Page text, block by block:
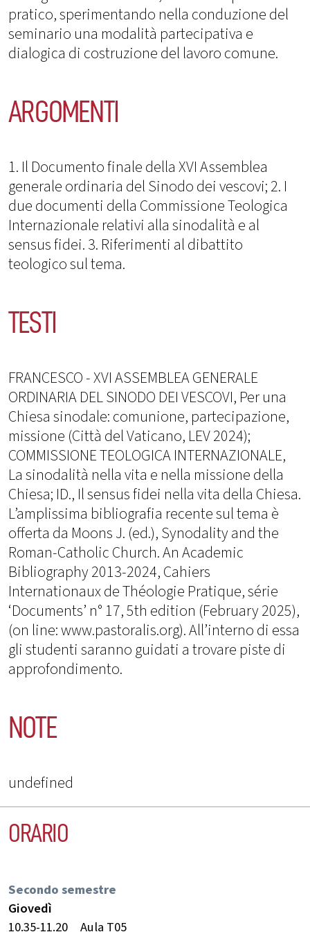
pratico, sperimentando nella conduzione del
seminario una modalità partecipativa e
dialogica di costruzione del lavoro comune.
ARGOMENTI
1. Il Documento finale della XVI Assemblea
generale ordinaria del Sinodo dei vescovi; 2. I
due documenti della Commissione Teologica
Internazionale relativi alla sinodalità e al
sensus fidei. 3. Riferimenti al dibattito
teologico sul tema.
TESTI
FRANCESCO - XVI ASSEMBLEA GENERALE
ORDINARIA DEL SINODO DEI VESCOVI, Per una
Chiesa sinodale: comunione, partecipazione,
missione (Città del Vaticano, LEV 2024);
COMMISSIONE TEOLOGICA INTERNAZIONALE,
La sinodalità nella vita e nella missione della
Chiesa; ID., Il sensus fidei nella vita della Chiesa.
L’amplissima bibliografia recente sul tema è
offerta da Moons J. (ed.), Synodality and the
Roman-Catholic Church. An Academic
Bibliography 2013-2024, Cahiers
Internationaux de Théologie Pratique, série
‘Documents’ n° 17, 5th edition (February 2025),
(on line: www.pastoralis.org). All’interno di essa
gli studenti saranno guidati a trovare piste di
approfondimento.
NOTE
undefined
ORARIO
Secondo semestre
Giovedì
10.35-11.20
Aula T05